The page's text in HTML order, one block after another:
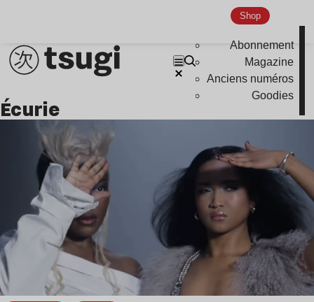
Shop
Abonnement
Magazine
Anciens numéros
Goodies
écurie